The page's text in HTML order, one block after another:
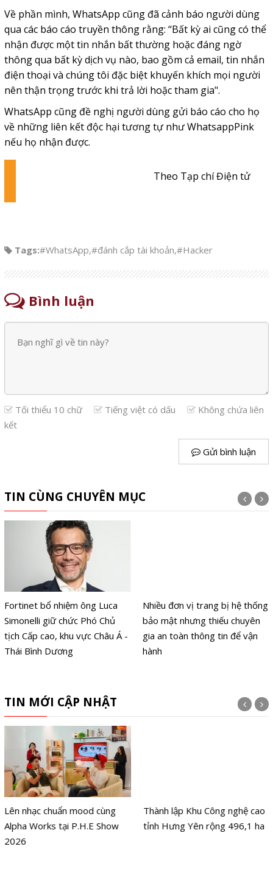
Về phần mình, WhatsApp cũng đã cảnh báo người dùng
qua các báo cáo truyền thông rằng: “Bất kỳ ai cũng có thể
nhận được một tin nhắn bất thường hoặc đáng ngờ
thông qua bất kỳ dịch vụ nào, bao gồm cả email, tin nhắn
điện thoại và chúng tôi đặc biệt khuyến khích mọi người
nên thận trọng trước khi trả lời hoặc tham gia".
WhatsApp cũng đề nghị người dùng gửi báo cáo cho họ
về những liên kết độc hại tương tự như WhatsappPink
nếu họ nhận được.
Theo Tạp chí Điện tử
Tags:#WhatsApp,#đánh cắp tài khoản,#Hacker
Bình luận
Tối thiểu 10 chữ Tiếng việt có dấu
Không chứa liên
kết
Gửi bình luận
TIN CÙNG CHUYÊN MỤC
Fortinet bổ nhiệm ông Luca
Simonelli giữ chức Phó Chủ
tịch Cấp cao, khu vực Châu Á -
Thái Bình Dương
Nhiều đơn vị trang bị hệ thống
bảo mật nhưng thiếu chuyên
gia an toàn thông tin để vận
hành
TIN MỚI CẬP NHẬT
Lên nhạc chuẩn mood cùng
Alpha Works tại P.H.E Show
2026
Thành lập Khu Công nghệ cao
tỉnh Hưng Yên rộng 496,1 ha